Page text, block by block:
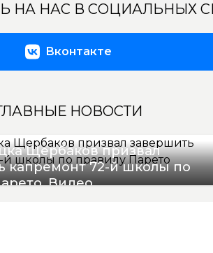
НА НАС В СОЦИАЛЬНЫХ
Вконтакте
НОВОСТИ
Щербаков призвал
капремонт 72-й школы по
Видео